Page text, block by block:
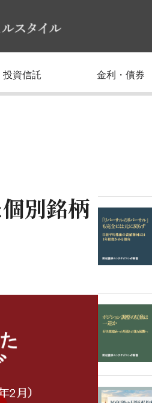
投資信託 金利・債券
別銘柄